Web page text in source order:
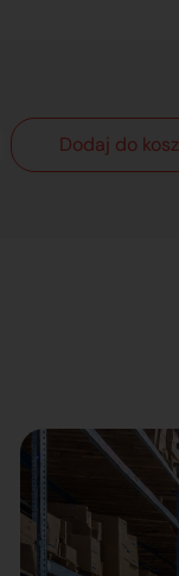
Dodaj do